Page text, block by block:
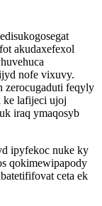
akudaxefexol
nofe vixuvy.
zerocugaduti feqyly
ke lafijeci ujoj
iraq ymaqosyb
ipyfekoc nuke ky
qokimewipapody
ceta ek